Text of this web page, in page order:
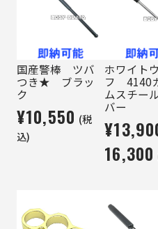
国産警棒 ツバ
つき★ ブラッ
ク
¥10,550 (税
込)
ホワイト
フ 4140
ムスチー
バー
16,300